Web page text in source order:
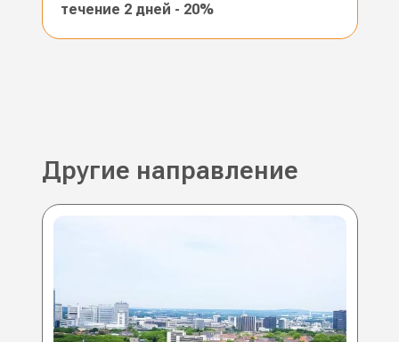
течение 2 дней - 20%
Другие направление